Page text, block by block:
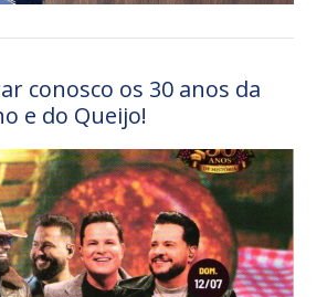
conosco os 30 anos da
e do Queijo!